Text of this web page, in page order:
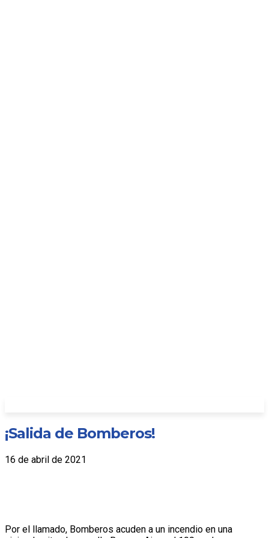
¡Salida de Bomberos!
16 de abril de 2021
Por el llamado, Bomberos acuden a un incendio en una